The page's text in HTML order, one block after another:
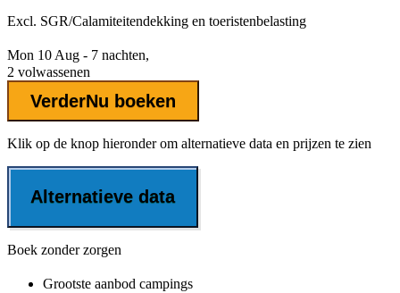
Excl. SGR/Calamiteitendekking en toeristenbelasting
Mon 10 Aug - 7 nachten,
2 volwassenen
VerderNu boeken
Klik op de knop hieronder om alternatieve data en prijzen te zien
Alternatieve data
Boek zonder zorgen
Grootste aanbod campings